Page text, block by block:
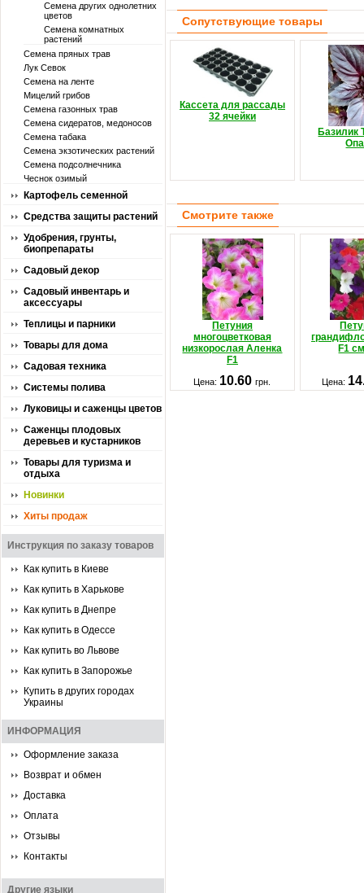
Семена других однолетних
цветов
Семена комнатных
растений
Семена пряных трав
Лук Севок
Семена на ленте
Мицелий грибов
Семена газонных трав
Семена сидератов, медоносов
Семена табака
Семена экзотических растений
Семена подсолнечника
Чеснок озимый
Картофель семенной
Средства защиты растений
Удобрения, грунты,
биопрепараты
Садовый декор
Садовый инвентарь и
аксессуары
Теплицы и парники
Товары для дома
Садовая техника
Системы полива
Луковицы и саженцы цветов
Саженцы плодовых
деревьев и кустарников
Товары для туризма и
отдыха
Новинки
Хиты продаж
Инструкция по заказу товаров
Как купить в Киеве
Как купить в Харькове
Как купить в Днепре
Как купить в Одессе
Как купить во Львове
Как купить в Запорожье
Купить в других городах
Украины
ИНФОРМАЦИЯ
Оформление заказа
Возврат и обмен
Доставка
Оплата
Отзывы
Контакты
Другие языки
Сопутствующие товары
Кассета для рассады
32 ячейки
Базилик
Смотрите также
Петуния
многоцветковая
низкорослая Аленка
F1
F1
Цена: 10.60грн. Цена: